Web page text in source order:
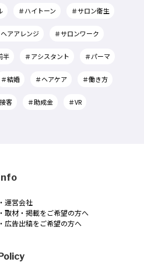
＃ハイトーン ＃サロン衛生
ヘアアレンジ ＃サロンワーク
半 ＃アシスタント ＃パーマ
＃結婚 ＃ヘアケア ＃働き方
客 ＃助成金 ＃VR
・運営会社
・取材・掲載をご希望の方へ
・広告出稿をご希望の方へ